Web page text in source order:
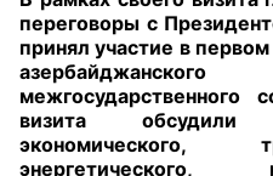
переговоры с
принял участие в
межгосударственного
визита обсудили
экономического,
энергетического,